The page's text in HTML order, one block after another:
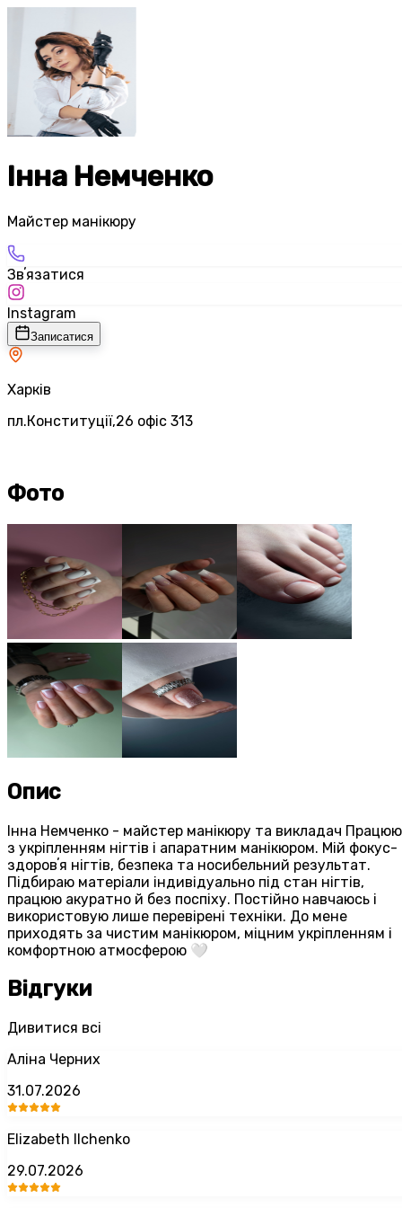
Інна Немченко
Майстер манікюру
Звʼязатися
Instagram
Записатися
Харків
пл.Конституції,26 офіс 313
Фото
Опис
Інна Немченко - майстер манікюру та викладач Працюю
з укріпленням нігтів і апаратним манікюром. Мій фокус-
здоровʼя нігтів, безпека та носибельний результат.
Підбираю матеріали індивідуально під стан нігтів,
працюю акуратно й без поспіху. Постійно навчаюсь і
використовую лише перевірені техніки. До мене
приходять за чистим манікюром, міцним укріпленням і
комфортною атмосферою 🤍
Відгуки
Дивитися всі
Аліна Черних
31.07.2026
Elizabeth Ilchenko
29.07.2026